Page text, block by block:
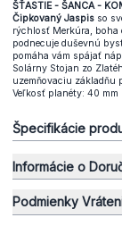
ŠŤASTIE - ŠANCA -
Čipkovaný Jaspis so
rýchlosť Merkúra, boha
podnecuje duševnú
pomáha vám spájať
Solárny Stojan zo
uzemňovaciu základňu
Veľkosť planéty: 40 mm
Špecifikácie
Informácie o
Podmienky